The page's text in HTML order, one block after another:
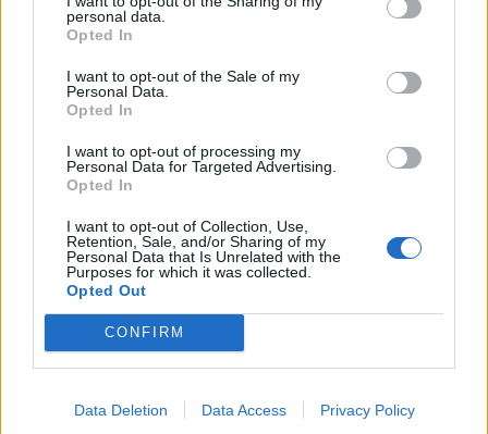
personal data.
Opted In
I want to opt-out of the Sale of my
Personal Data.
Opted In
I want to opt-out of processing my
Personal Data for Targeted Advertising.
Opted In
I want to opt-out of Collection, Use,
Retention, Sale, and/or Sharing of my
Personal Data that Is Unrelated with the
Purposes for which it was collected.
Opted Out
CONFIRM
Data Deletion Data Access Privacy Policy
10.7. langai ir balkono durys tvarkingi, gerai darinėjasi,
nepažeisti stiklo paketai;
10.8. turi būti įrengti elektros, vandens, dujų (jeigu jos